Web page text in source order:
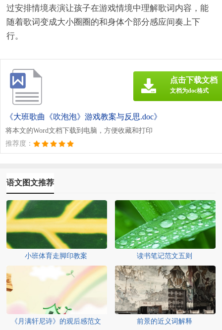
过安排情境表演让孩子在游戏情境中理解歌词内容，能
随着歌词变成大小圈圈的和身体个部分感应间奏上下
行。
《大班歌曲《吹泡泡》游戏教案与反思.doc》
将本文的Word文档下载到电脑，方便收藏和打印
推荐度：
点击下载文档
文档为doc格式
语文图文推荐
小班体育走脚印教案 读书笔记范文五则
《月满轩尼诗》的观后感范文 前景的近义词解释